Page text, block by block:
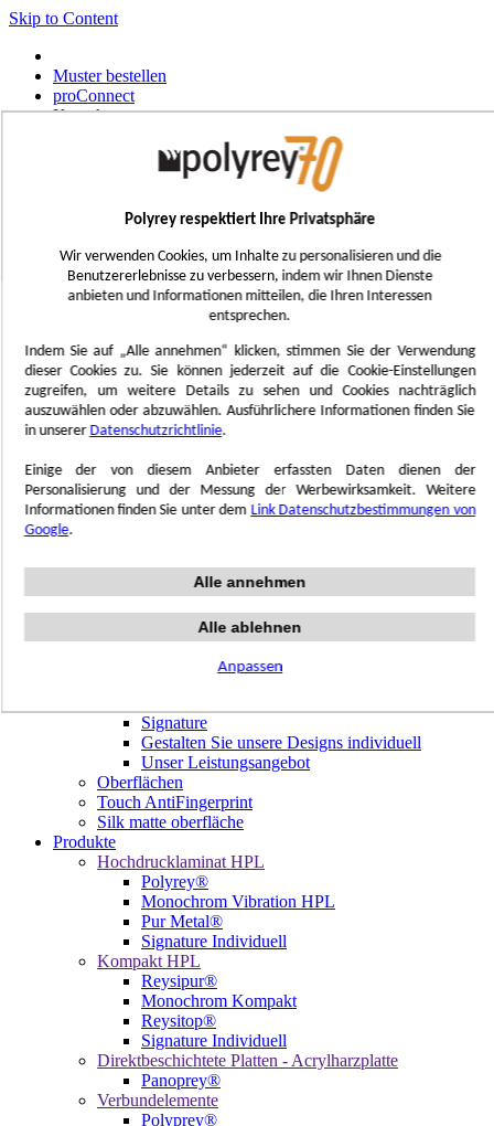
Polyrey respektiert Ihre Privatsphäre
Wir verwenden Cookies, um Inhalte zu personalisieren und die
Benutzererlebnisse zu verbessern, indem wir Ihnen Dienste
anbieten und Informationen mitteilen, die Ihren Interessen
entsprechen.
Indem Sie auf „Alle annehmen“ klicken, stimmen Sie der Verwendung
dieser Cookies zu. Sie können jederzeit auf die Cookie-Einstellungen
zugreifen, um weitere Details zu sehen und Cookies nachträglich
auszuwählen oder abzuwählen. Ausführlichere Informationen finden Sie
in unserer Datenschutzrichtlinie.
Einige der von diesem Anbieter erfassten Daten dienen der
Personalisierung und der Messung der Werbewirksamkeit. Weitere
Informationen finden Sie unter dem Link Datenschutzbestimmungen von
Google.
Alle annehmen
Alle ablehnen
Anpassen
Skip to Content
Muster bestellen
proConnect
Kontakt
Français
UK - Ireland
International
Español
Nederlands
Toggle Nav
Menu
Trend'Lab
Marble Obsession
Terrazzo Passion
Crafted Tiles
Woods Custom
Unsere Dekore
Signature
Gestalten Sie unsere Designs individuell
Unser Leistungsangebot
Oberflächen
Touch AntiFingerprint
Silk matte oberfläche
Produkte
Hochdrucklaminat HPL
Polyrey®
Monochrom Vibration HPL
Pur Metal®
Signature Individuell
Kompakt HPL
Reysipur®
Monochrom Kompakt
Reysitop®
Signature Individuell
Direktbeschichtete Platten - Acrylharzplatte
Panoprey®
Verbundelemente
Polyprey®